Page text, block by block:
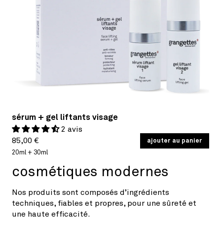
sérum + gel liftants visage
2 avis
Prix
habituel
85,00 €
PRIX
UNITAIRE
/
20ml + 30ml
ajouter au panier
cosmétiques modernes
Nos produits sont composés d’ingrédients
techniques, fiables et propres, pour une sûreté et
une haute efficacité.